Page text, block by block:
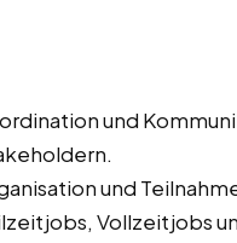
und
und
Vollzeitjobs